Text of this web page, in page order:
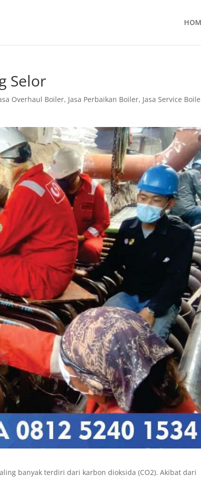
Selor
Overhaul Boiler, Jasa Perbaikan Boiler, Jasa Service
banyak terdiri dari karbon dioksida (CO2). Akibat dari